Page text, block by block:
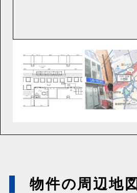
物件の周辺地図